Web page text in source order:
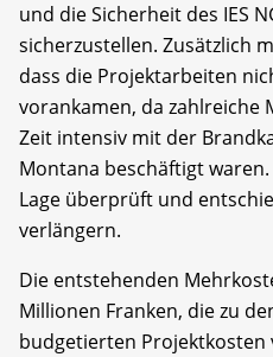
und die Sicherheit des IES
sicherzustellen. Zusätzlich
dass die Projektarbeiten
vorankamen, da
Zeit intensiv mit der
Montana beschäftigt
Lage überprüft und
verlängern.
Die entstehenden
Millionen Franken, die zu
budgetierten Projektkosten